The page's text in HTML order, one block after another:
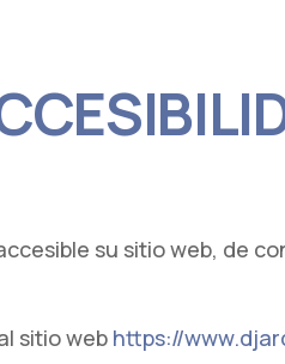
su sitio web, de
sitio web https://